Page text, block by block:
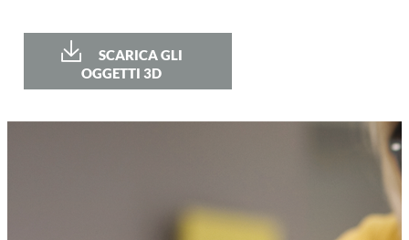
SCARICA GLI
OGGETTI 3D